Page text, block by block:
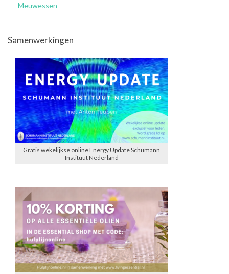
Meuwessen
Samenwerkingen
Gratis wekelijkse online Energy Update Schumann
Instituut Nederland